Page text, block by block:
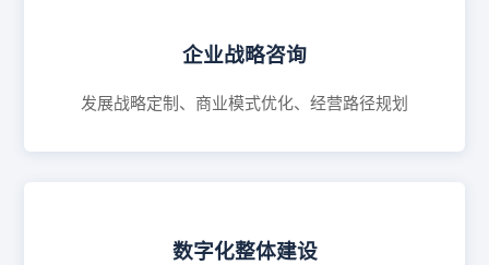
企业战略咨询
发展战略定制、商业模式优化、经营路径规划
数字化整体建设